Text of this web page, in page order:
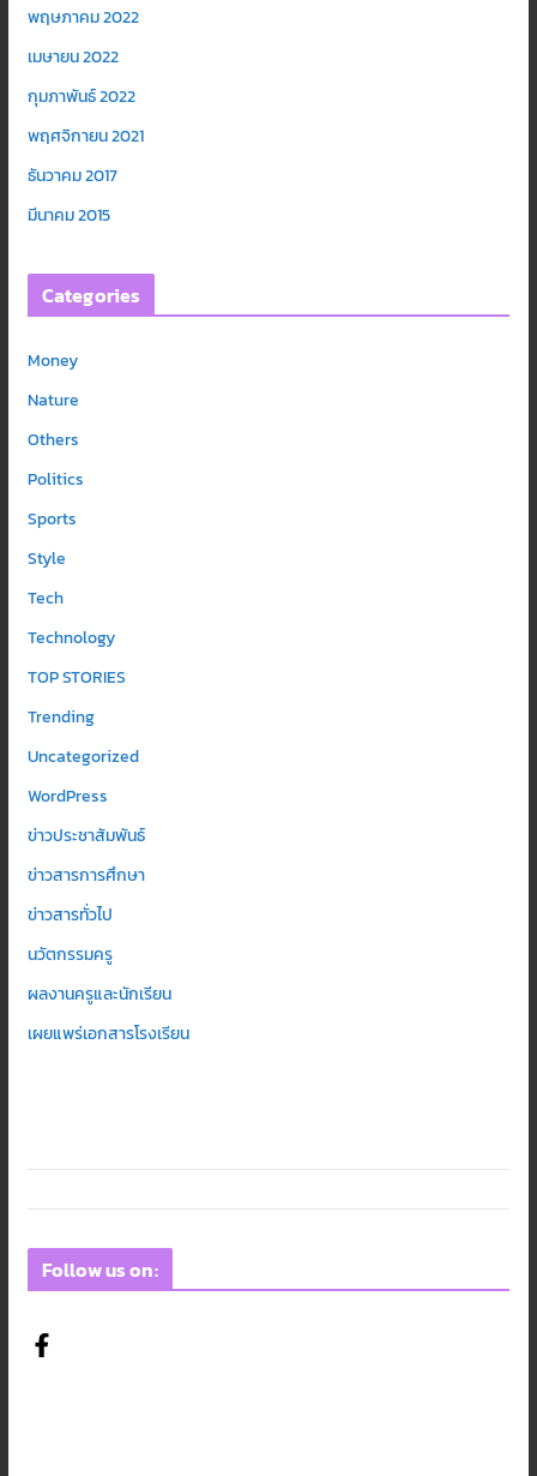
พฤษภาคม 2022
เมษายน 2022
กุมภาพันธ์ 2022
พฤศจิกายน 2021
ธันวาคม 2017
มีนาคม 2015
Categories
Money
Nature
Others
Politics
Sports
Style
Tech
Technology
TOP STORIES
Trending
Uncategorized
WordPress
ข่าวประชาสัมพันธ์
ข่าวสารการศึกษา
ข่าวสารทั่วไป
นวัตกรรมครู
ผลงานครูและนักเรียน
เผยแพร่เอกสารโรงเรียน
Follow us on: